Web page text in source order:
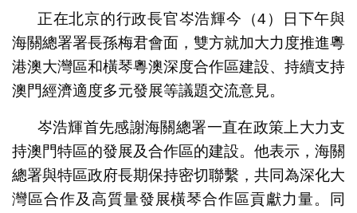
正在北京的行政長官岑浩輝今（4）日下午與
海關總署署長孫梅君會面，雙方就加大力度推進粵
港澳大灣區和橫琴粵澳深度合作區建設、持續支持
澳門經濟適度多元發展等議題交流意見。
岑浩輝首先感謝海關總署一直在政策上大力支
持澳門特區的發展及合作區的建設。他表示，海關
總署與特區政府長期保持密切聯繫，共同為深化大
灣區合作及高質量發展橫琴合作區貢獻力量。同